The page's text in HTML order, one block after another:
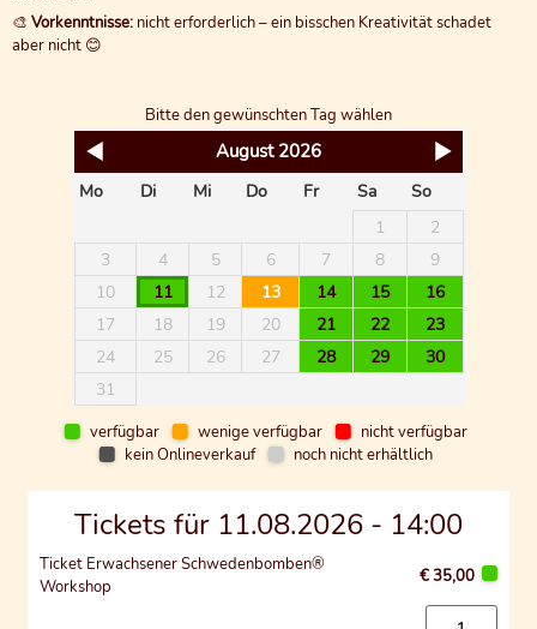
🎨 Vorkenntnisse: nicht erforderlich – ein bisschen Kreativität schadet
aber nicht 😊
Bitte den gewünschten Tag wählen
August 2026
Mo Di Mi Do Fr Sa
So
1
2
3
4 5 6 7 8
9
10
11 12 13 14 15
16
17
18 19 20 21 22
23
24
25 26 27 28 29
30
31
verfügbar wenige verfügbar
nicht verfügbar
kein Onlineverkauf
noch nicht erhältlich
Tickets für 11.08.2026 - 14:00
Ticket Erwachsener Schwedenbomben®
Workshop
€ 35,00